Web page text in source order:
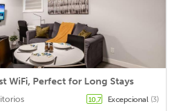
WiFi, Perfect for Long Stays
10,7 Excepcional (3)